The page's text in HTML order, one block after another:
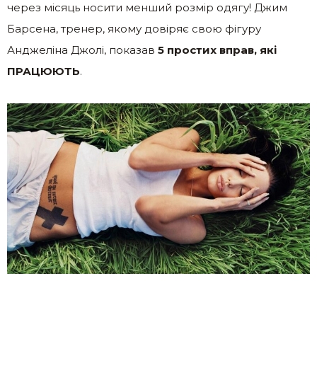
через місяць носити менший розмір одягу! Джим
Барсена, тренер, якому довіряє свою фігуру
Анджеліна Джолі, показав 5 простих вправ, які
ПРАЦЮЮТЬ.